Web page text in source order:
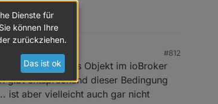
#812
kein isoliertes Objekt im ioBroker
gibt entsprechend dieser Bedingung
ist aber vielleicht auch gar nicht
Dienste für
können Ihre
zurückziehen.
Das ist ok